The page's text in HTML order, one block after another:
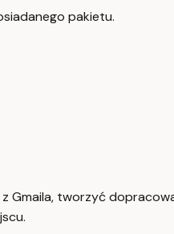
pakietu.
Gmaila, tworzyć